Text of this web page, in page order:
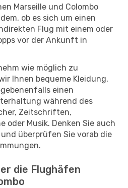
Marseille und Colombo
ob es sich um einen
Flug mit einem oder
vor der Ankunft in
wie möglich zu
Ihnen bequeme Kleidung,
einen
während des
Zeitschriften,
oder Musik. Denken Sie auch
überprüfen Sie vorab die
die Flughäfen